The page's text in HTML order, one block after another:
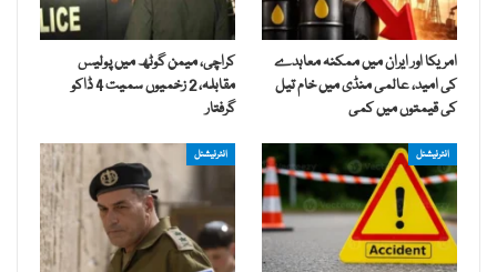
امریکا اور ایران میں ممکنہ معاہدے
کی امید، عالمی منڈی میں خام تیل
کی قیمتوں میں کمی
کراچی، میمن گوٹھ میں پولیس
مقابلہ، 2 زخمیوں سمیت 4 ڈاکو
گرفتار
انٹرنیشنل انٹرنیشنل